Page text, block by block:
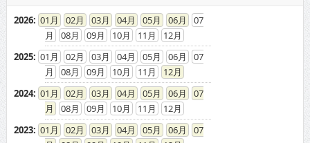
08
09 10 11
12
01 02 03 04 05 06
08
09 10 11
12
01 02 03 04 05 06
08
09 10 11
12
01 02 03 04 05 06
08
09 10 11 12